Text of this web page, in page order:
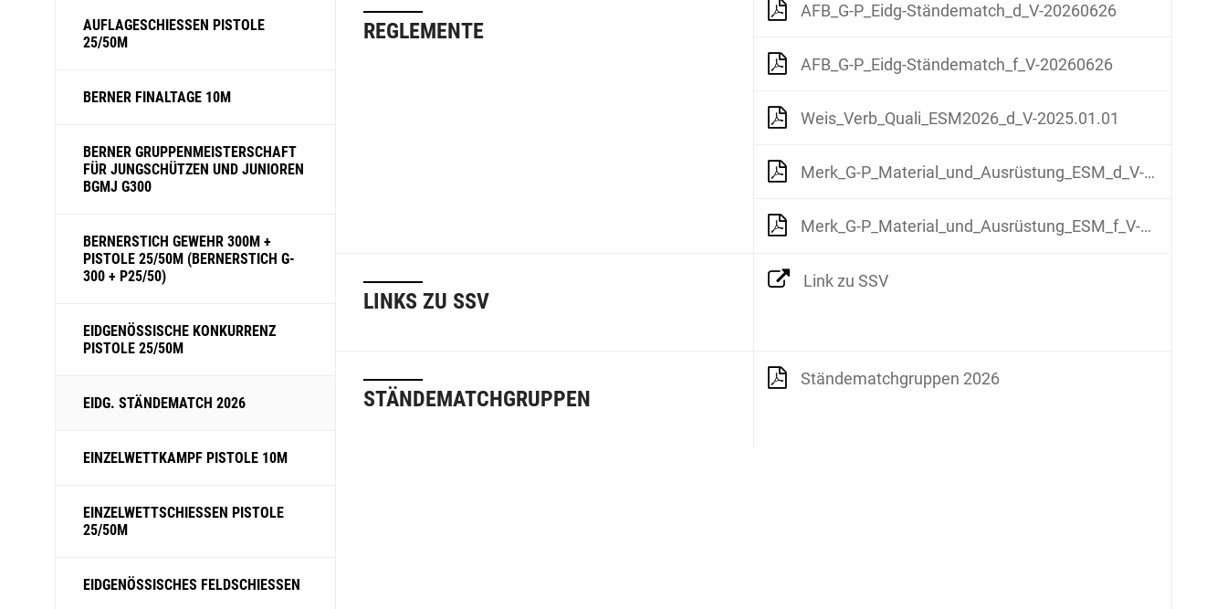
AUFLAGESCHIESSEN PISTOLE
25/50M
BERNER FINALTAGE 10M
BERNER GRUPPENMEISTERSCHAFT
FÜR JUNGSCHÜTZEN UND JUNIOREN
BGMJ G300
BERNERSTICH GEWEHR 300M +
PISTOLE 25/50M (BERNERSTICH G-
300 + P25/50)
EIDGENÖSSISCHE KONKURRENZ
PISTOLE 25/50M
EIDG. STÄNDEMATCH 2026
EINZELWETTKAMPF PISTOLE 10M
EINZELWETTSCHIESSEN PISTOLE
25/50M
EIDGENÖSSISCHES FELDSCHIESSEN
REGLEMENTE
AFB_G-P_Eidg-Ständematch_d_V-20260626
AFB_G-P_Eidg-Ständematch_f_V-20260626
Weis_Verb_Quali_ESM2026_d_V-2025.01.01
Merk_G-P_Material_und_Ausrüstung_ESM_d_V-20260609
Merk_G-P_Material_und_Ausrüstung_ESM_f_V-20260609
LINKS ZU SSV
Link zu SSV
STÄNDEMATCHGRUPPEN
Ständematchgruppen 2026